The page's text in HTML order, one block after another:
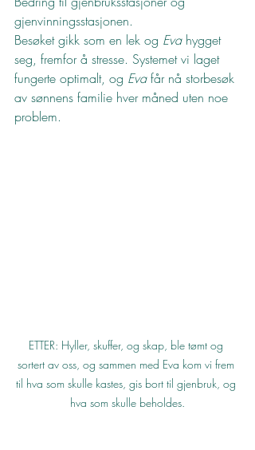
gjenvinningsstasjonen.
Besøket gikk som en lek og Eva hygget
seg, fremfor å stresse. Systemet vi laget
fungerte optimalt, og Eva får nå storbesøk
av sønnens familie hver måned uten noe
problem.
ETTER: Hyller, skuffer, og skap, ble tømt og
sortert av oss, og sammen med Eva kom vi frem
til hva som skulle kastes, gis bort til gjenbruk, og
hva som skulle beholdes.